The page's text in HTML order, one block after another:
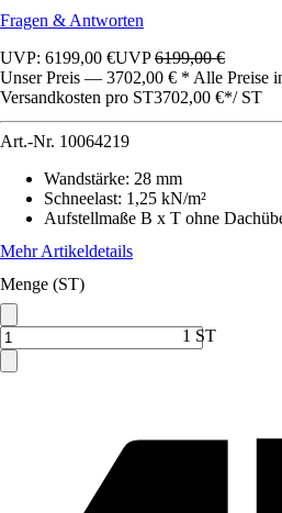
Fragen & Antworten
UVP: 6199,00 €UVP6199,00 €
Unser Preis — 3702,00 € * Alle Preise
Versandkosten pro ST3702,00 €*/ ST
Art.-Nr. 10064219
Wandstärke: 28 mm
Schneelast: 1,25 kN/m²
Aufstellmaße B x T ohne
Mehr Artikeldetails
Menge (ST)
1 ST